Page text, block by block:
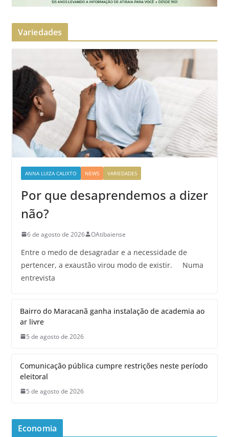
Variedades
ANNA LUIZA CALIXTO NEWS VARIEDADES
Por que desaprendemos a dizer
não?
6 de agosto de 2026 OAtibaiense
Entre o medo de desagradar e a necessidade de
pertencer, a exaustão virou modo de existir. Numa
entrevista
Bairro do Maracanã ganha instalação de academia ao
ar livre
5 de agosto de 2026
Comunicação pública cumpre restrições neste período
eleitoral
5 de agosto de 2026
Economia